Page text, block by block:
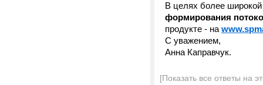
В целях более
формирования
продукте - на
С уважением,
Анна Каправчук.
[Показать все ответы на